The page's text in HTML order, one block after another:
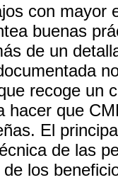
con mayor
buenas
de un
recoge un
hacer que
El
de las
los